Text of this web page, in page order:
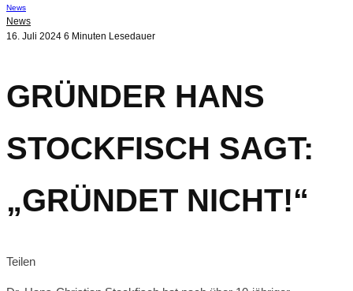
News
News
16. Juli 2024 6 Minuten Lesedauer
GRÜNDER HANS
STOCKFISCH SAGT:
„GRÜNDET NICHT!“
Teilen